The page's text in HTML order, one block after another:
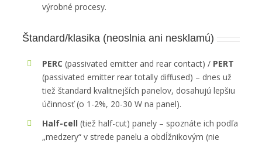
výrobné procesy.
Štandard/klasika (neoslnia ani nesklamú)
PERC (passivated emitter and rear contact) / PERT
(passivated emitter rear totally diffused) – dnes už
tiež štandard kvalitnejších panelov, dosahujú lepšiu
účinnosť (o 1-2%, 20-30 W na panel).
Half-cell (tiež half-cut) panely – spoznáte ich podľa
„medzery“ v strede panelu a obdĺžnikovým (nie